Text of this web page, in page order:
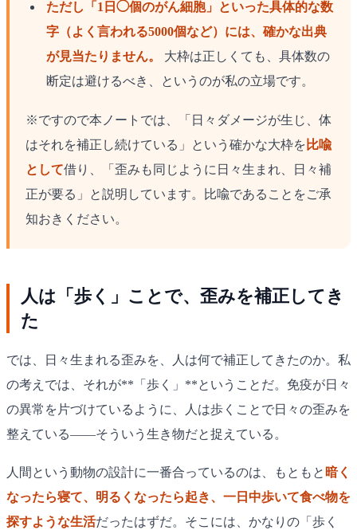
ただし「1日◯個のがん細胞」といった具体的な数
字（よく言われる5000個など）には、確かな出典
が見当たりません。
大枠は正しくても、具体数の
断定は避けるべき、というのが私の立場です。
※ですので本ノートでは、「日々ダメージが生じ、体
はそれを補正し続けている」という確かな大枠を 比喩
として借り、「歪みも同じように日々生まれ、日々補
正が要る」と説明しています。比喩であることをご承
知おきください。
人は「歩く」ことで、歪みを補正してき
た
では、日々生まれる歪みを、人は何で補正してきたのか。私
の考えでは、それが**「歩く」**ということだ。免疫が日々
の異常を片づけているように、人は歩くことで日々の歪みを
整えている——そういう生き物だと捉えている。
人間という動物の設計に一番合っているのは、もともと 暗く
なったら寝て、明るくなったら起き、一日中歩いて食べ物を
探すような生活だったはずだ。そこには、かなりの「歩く